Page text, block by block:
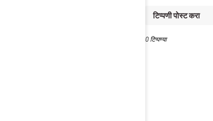
टिप्पणी पोस्ट करा
0 टिप्पण्या